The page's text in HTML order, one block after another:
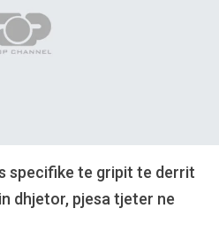
specifike te gripit te derrit
dhjetor, pjesa tjeter ne